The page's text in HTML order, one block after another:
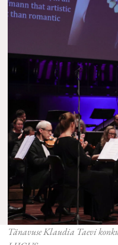
Tänavuse Klaudia Taevi